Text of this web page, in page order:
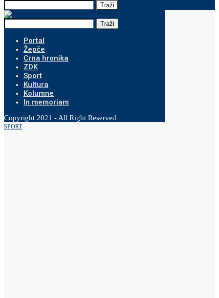
Traži
Traži
Portal
Žepče
Crna hronika
ZDK
Sport
Kultura
Kolumne
In memoriam
Copyright 2021 - All Right Reserved
SPORT